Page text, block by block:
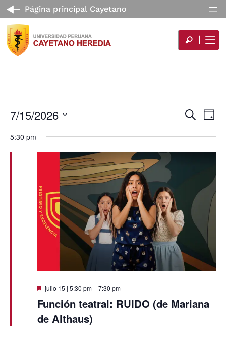
Página principal Cayetano
Eventos
Buscar
de
Día
7/15/2026
fecha.
5:30 pm
Destacado
julio 15 | 5:30 pm–7:30 pm
Función teatral: RUIDO (de Mariana
de Althaus)